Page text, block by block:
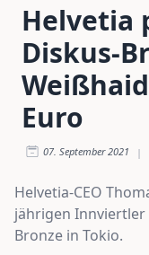
Helvetia
Diskus-
Euro
07. September 2021 |
Helvetia-CEO
jährigen Innviertler
Bronze in Tokio.